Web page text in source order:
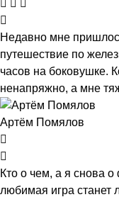
Недавно мне
путешествие по
часов на боковушке.
ненапряжно, а мне
Артём Помялов
Кто о чем, а я снова
любимая игра станет